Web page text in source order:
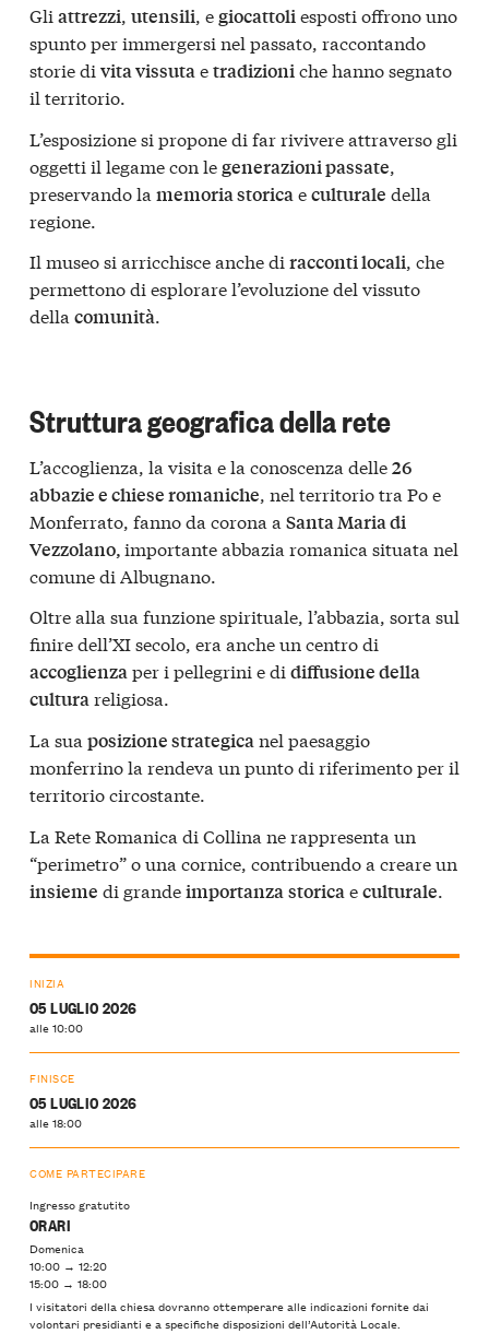
Gli attrezzi, utensili, egiocattoliesposti offrono uno
spunto per immergersi nel passato, raccontando
storie di vita vissutaetradizioniche hanno segnato
il territorio.
L’esposizione si propone di far rivivere attraverso gli
oggetti il legame con legenerazioni passate
preservando la memoria storica eculturale della
regione.
Il museo si arricchisce anche di racconti locali, che
permettono di esplorare l’evoluzione del vissuto
della comunità.
Struttura geografica della rete
L’accoglienza, la visita e la conoscenza delle26
abbazie e chiese romaniche, nel territorio tra Po e
Monferrato, fanno da corona a Santa Maria di
Vezzolano,importante abbazia romanica situata nel
comune di Albugnano.
Oltre alla sua funzione spirituale, l’abbazia, sorta sul
finire dell’XI secolo, era anche un centro di
accoglienzaper i pellegrini e di diffusione della
culturareligiosa.
La sua posizione strategicanel paesaggio
monferrino la rendeva un punto di riferimento per il
territorio circostante.
La Rete Romanica di Collina ne rappresenta un
“perimetro” o una cornice, contribuendo a creare un
insieme di grandeimportanzastoricaeculturale.
INIZIA
05 LUGLIO 2026
alle 10:00
FINISCE
05 LUGLIO 2026
alle 18:00
COME PARTECIPARE
Ingresso gratutito
ORARI
Domenica
10:00 → 12:20
15:00 → 18:00
I visitatori della chiesa dovranno ottemperare alle indicazioni fornite dai
volontari presidianti e a specifiche disposizioni dell’Autorità Locale.